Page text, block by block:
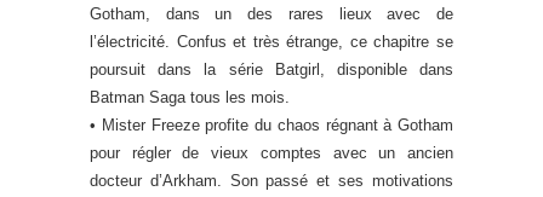
Gotham, dans un des rares lieux avec de
l’électricité. Confus et très étrange, ce chapitre se
poursuit dans la série Batgirl, disponible dans
Batman Saga tous les mois.
• Mister Freeze profite du chaos régnant à Gotham
pour régler de vieux comptes avec un ancien
docteur d’Arkham. Son passé et ses motivations